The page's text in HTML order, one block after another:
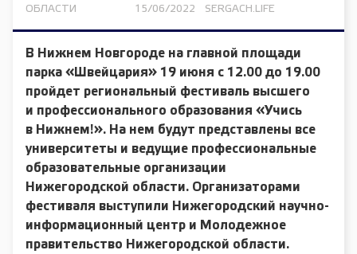
ОБЛАСТИ
15/06/2022
SERGACH.LIFE
В Нижнем Новгороде на главной площади
парка «Швейцария» 19 июня с 12.00 до 19.00
пройдет региональный фестиваль высшего
и профессионального образования «Учись
в Нижнем!». На нем будут представлены все
университеты и ведущие профессиональные
образовательные организации
Нижегородской области. Организаторами
фестиваля выступили Нижегородский научно-
информационный центр и Молодежное
правительство Нижегородской области.